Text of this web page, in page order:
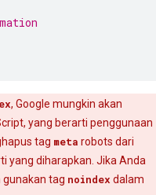
, Google mungkin akan
yang berarti penggunaan
tag meta robots dari
yang diharapkan. Jika Anda
gunakan tag noindex dalam